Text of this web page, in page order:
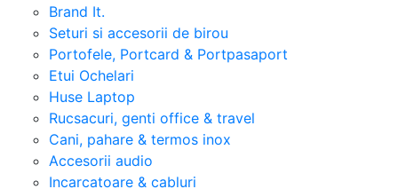
Brand It.
Seturi si accesorii de birou
Portofele, Portcard & Portpasaport
Etui Ochelari
Huse Laptop
Rucsacuri, genti office & travel
Cani, pahare & termos inox
Accesorii audio
Incarcatoare & cabluri